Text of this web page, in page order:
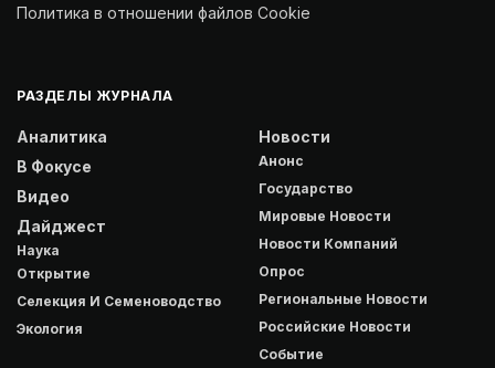
Политика в отношении файлов Cookie
РАЗДЕЛЫ ЖУРНАЛА
Аналитика
В Фокусе
Видео
Дайджест
Наука
Открытие
Селекция И Семеноводство
Экология
Новости
Анонс
Государство
Мировые Новости
Новости Компаний
Опрос
Региональные Новости
Российские Новости
Событие